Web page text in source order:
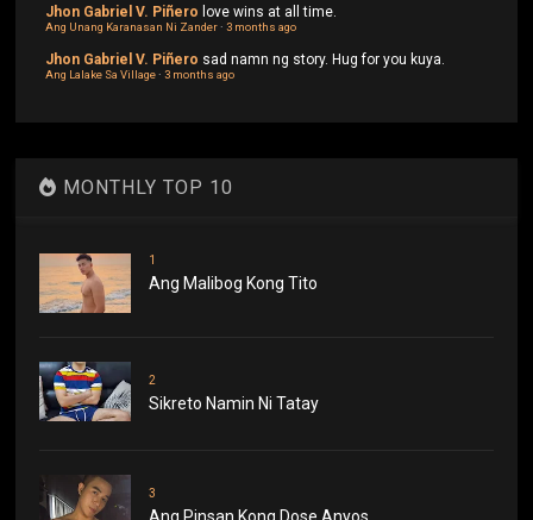
Jhon Gabriel V. Piñero love wins at all time.
Ang Unang Karanasan Ni Zander·3 months ago
Jhon Gabriel V. Piñero sad namn ng story. Hug for you kuya.
Ang Lalake Sa Village·3 months ago
MONTHLY TOP 10
1
Ang Malibog Kong Tito
2
Sikreto Namin Ni Tatay
3